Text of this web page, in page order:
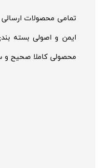
تمامی محصولات
ایمن و اصولی بسته
محصولی کاملا صحیح و